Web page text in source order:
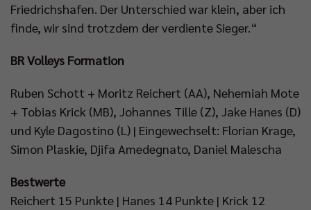
Friedrichshafen. Der Unterschied war klein, aber ich
finde, wir sind trotzdem der verdiente Sieger.“
BR Volleys Formation
Ruben Schott + Moritz Reichert (AA), Nehemiah Mote
+ Tobias Krick (MB), Johannes Tille (Z), Jake Hanes (D)
und Kyle Dagostino (L) | Eingewechselt: Florian Krage,
Simon Plaskie, Djifa Amedegnato, Daniel Malescha
Bestwerte
Reichert 15 Punkte | Hanes 14 Punkte | Krick 12